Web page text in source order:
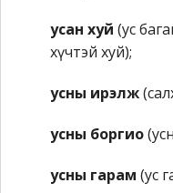
усан хуй (ус
хүчтэй хуй);
усны ирэлж
усны боргио
усны гарам (ус